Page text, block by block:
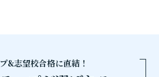
&志望校合格に直結！